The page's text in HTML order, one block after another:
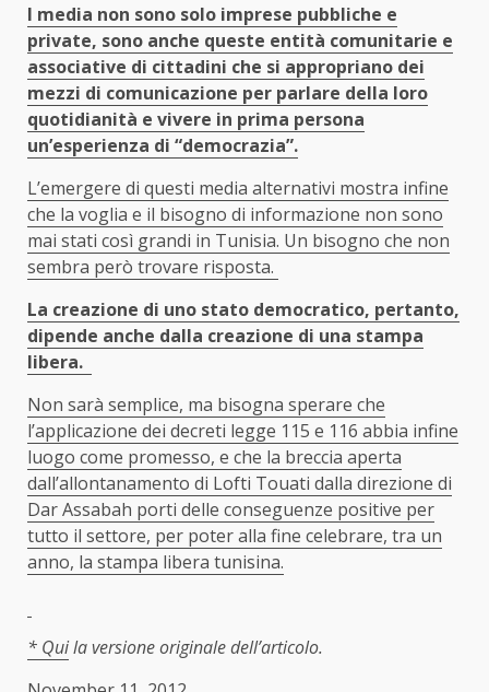
I media non sono solo imprese pubbliche e
private, sono anche queste entità comunitarie e
associative di cittadini che si appropriano dei
mezzi di comunicazione per parlare della loro
quotidianità e vivere in prima persona
un’esperienza di “democrazia”.
L’emergere di questi media alternativi mostra infine
che la voglia e il bisogno di informazione non sono
mai stati così grandi in Tunisia. Un bisogno che non
sembra però trovare risposta.
La creazione di uno stato democratico, pertanto,
dipende anche dalla creazione di una stampa
libera.
Non sarà semplice, ma bisogna sperare che
l’applicazione dei decreti legge 115 e 116 abbia infine
luogo come promesso, e che la breccia aperta
dall’allontanamento di Lofti Touati dalla direzione di
Dar Assabah porti delle conseguenze positive per
tutto il settore, per poter alla fine celebrare, tra un
anno, la stampa libera tunisina.
* Quila versione originale dell’articolo.